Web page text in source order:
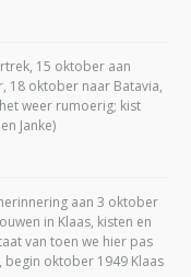
15 oktober aan
18 oktober naar Batavia,
weer rumoerig; kist
Janke)
aan 3 oktober
in Klaas, kisten en
van toen we hier pas
begin oktober 1949 Klaas